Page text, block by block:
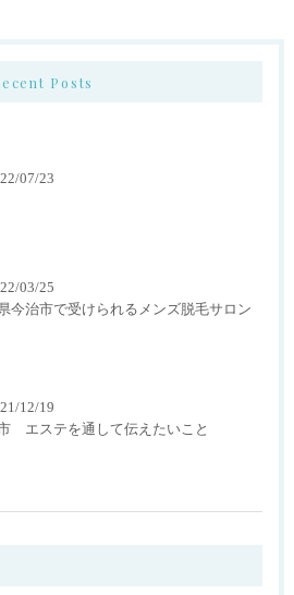
Posts
07/23
03/25
今治市で受けられるメンズ脱毛サロン
12/19
エステを通して伝えたいこと